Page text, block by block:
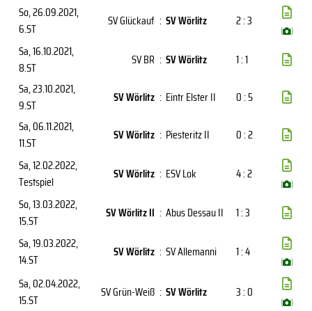
So, 26.09.2021,
6.ST
SV Glückauf : SV Wörlitz 2 : 3
( )
Sa, 16.10.2021,
8.ST
SV BR : SV Wörlitz
1 : 1
Sa, 23.10.2021,
9.ST
SV Wörlitz : Eintr Elster II
0 : 5
Sa, 06.11.2021,
11.ST
SV Wörlitz : Piesteritz II
0 : 2
Sa, 12.02.2022,
Testspiel
SV Wörlitz : ESV Lok 4 : 2
( )
So, 13.03.2022,
15.ST
SV Wörlitz II : Abus Dessau II
1 : 3
Sa, 19.03.2022,
14.ST
SV Wörlitz : SV Allemanni 1 : 4
( )
Sa, 02.04.2022,
15.ST
SV Grün-Weiß : SV Wörlitz 3 : 0
( )